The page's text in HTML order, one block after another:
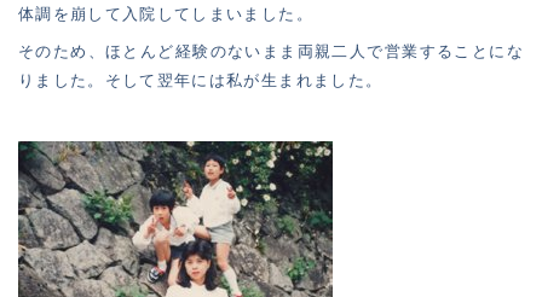
体調を崩して入院してしまいました。
そのため、ほとんど経験のないまま両親二人で営業することにな
りました。そして翌年には私が生まれました。